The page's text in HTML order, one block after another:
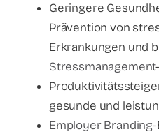
Geringere
Prävention von
Erkrankungen und
Stressmanagement
gesunde und
Employer Branding